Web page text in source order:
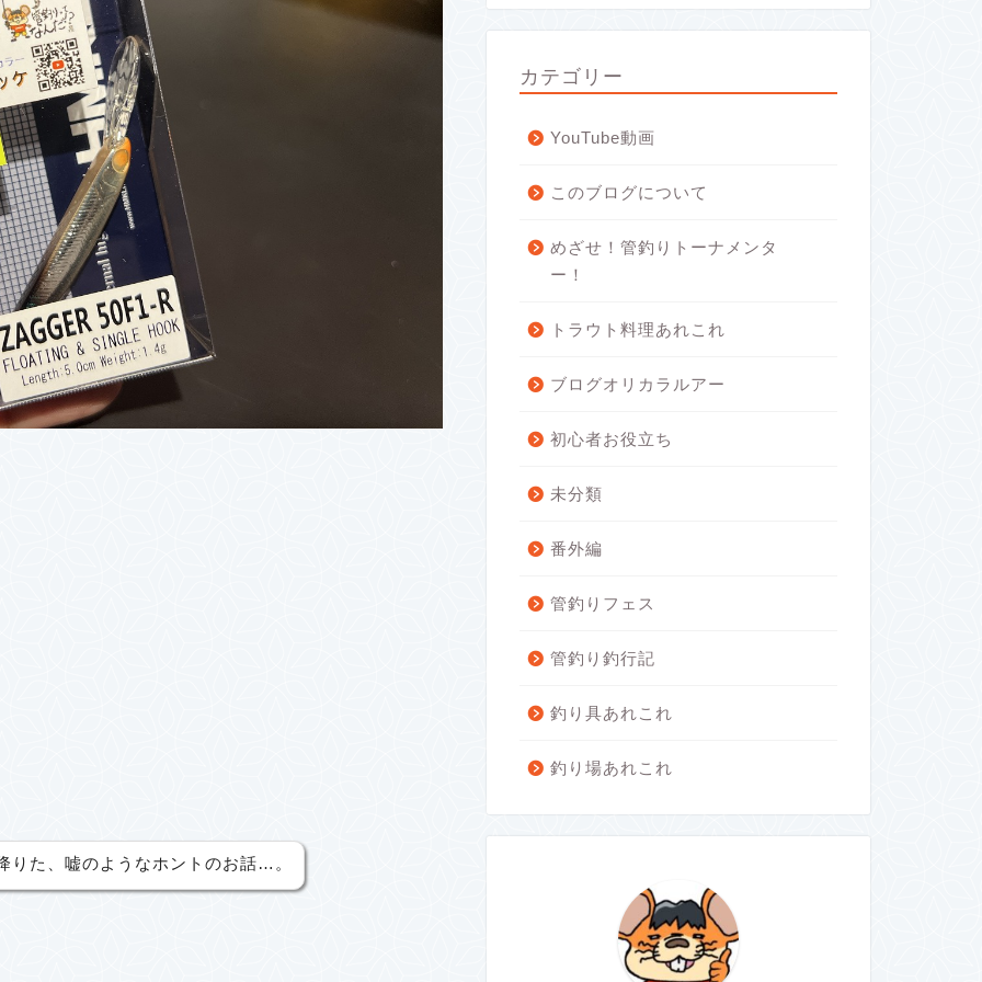
りた、嘘のようなホントのお話…。
カテゴリー
YouTube動画
このブログについて
めざせ！管釣りトーナメンタ
ー！
トラウト料理あれこれ
ブログオリカラルアー
初心者お役立ち
未分類
番外編
管釣りフェス
管釣り釣行記
釣り具あれこれ
釣り場あれこれ